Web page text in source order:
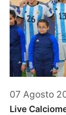
07 Agosto
Live